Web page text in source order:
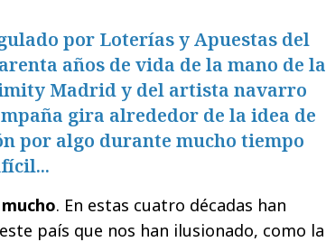
por Loterías y Apuestas del
años de vida de la mano de la
Madrid y del artista navarro
gira alrededor de la idea de
por algo durante mucho tiempo
. En estas cuatro décadas han
país que nos han ilusionado, como la